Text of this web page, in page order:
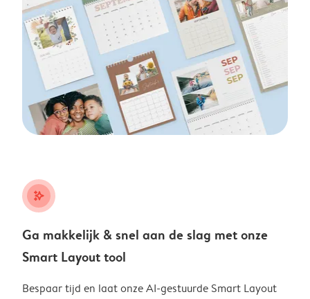
stars_plus
Ga makkelijk & snel aan de slag met onze
Smart Layout tool
Bespaar tijd en laat onze AI-gestuurde Smart Layout